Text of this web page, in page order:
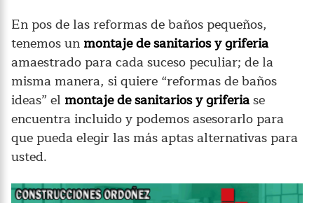
En pos de las reformas de baños pequeños,
tenemos unmontaje de sanitarios y griferia
amaestrado para cada suceso peculiar; de la
misma manera, si quiere “reformas de baños
ideas” el montaje de sanitarios y griferiase
encuentra incluido y podemos asesorarlo para
que pueda elegir las más aptas alternativas para
usted.